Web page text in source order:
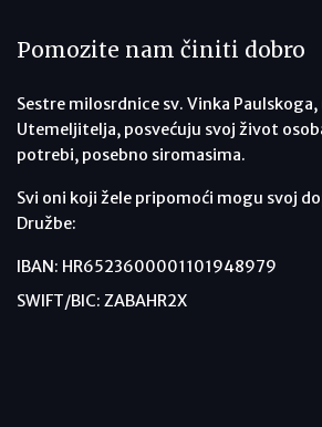
Pomozite nam činiti dobro
Sestre milosrdnice sv. Vinka
Utemeljitelja, posvećuju svoj život
potrebi, posebno siromasima.
Svi oni koji žele pripomoći mogu svoj
Družbe:
IBAN: HR6523600001101948979
SWIFT/BIC: ZABAHR2X